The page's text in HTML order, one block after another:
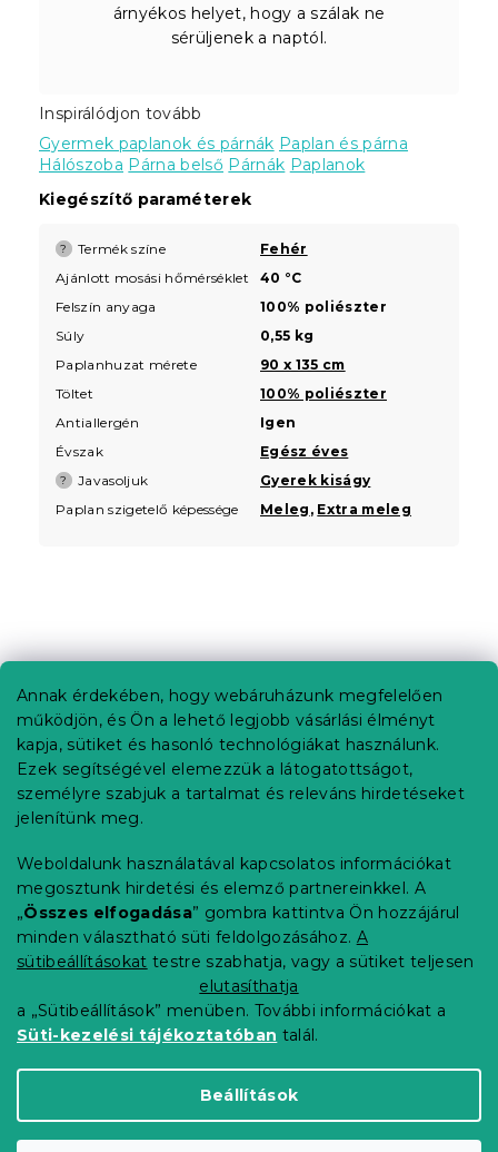
Annak érdekében, hogy webáruházunk megfelelően
működjön, és Ön a lehető legjobb vásárlási élményt
kapja, sütiket és hasonló technológiákat használunk.
Ezek segítségével elemezzük a látogatottságot,
személyre szabjuk a tartalmat és releváns hirdetéseket
jelenítünk meg.
Weboldalunk használatával kapcsolatos információkat
megosztunk hirdetési és elemző partnereinkkel. A
„Összes elfogadása” gombra kattintva Ön hozzájárul
minden választható süti feldolgozásához. A
sütibeállításokat testre szabhatja, vagy a sütiket teljesen
elutasíthatja
a „Sütibeállítások” menüben. További információkat a
Süti-kezelési tájékoztatóban talál.
Beállítások
árnyékos helyet, hogy a szálak ne
sérüljenek a naptól.
Inspirálódjon tovább
Gyermek paplanok és párnák Paplan és párna
Hálószoba Párna belső Párnák Paplanok
Kiegészítő paraméterek
? Termék színe
Fehér
Ajánlott mosási hőmérséklet
40 °C
Felszín anyaga
100% poliészter
Súly
0,55 kg
Paplanhuzat mérete
90 x 135 cm
Töltet
100% poliészter
Antiallergén
Igen
Évszak
Egész éves
? Javasoljuk
Gyerek kiságy
Paplan szigetelő képessége
Meleg , Extra meleg
á
Információ az Ön számára
Rendelés követése
Szállítási lehetőségek
Fizetési lehetőségek
Reklamáció és áruvisszaküldés
Elérhetőség
Általános szerződési feltételek
Adatvédelmi nyilatkozat
Blog
Partnereinknek
Copyright 2026Elerheto otthon. Minden jog